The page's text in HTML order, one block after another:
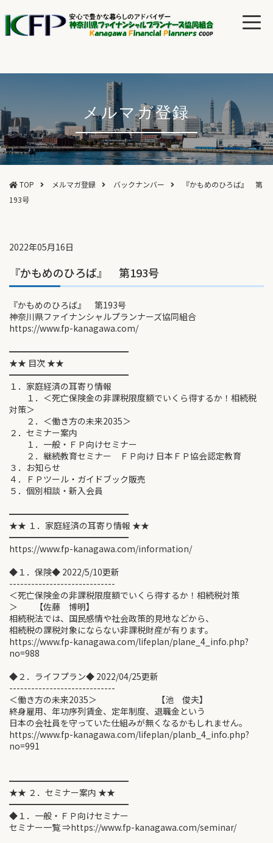
メルマガ登録
TOP メルマガ登録 バックナンバー
『かもめのひろば』 第
193号
2022年05月16日
『かもめのひろば』 第193号
『かもめのひろば』 第193号
神奈川県ファイナンシャルプランナーズ協同組合
https://www.fp-kanagawa.com/
━━━━━━━━━━━━━━
★★ 目次 ★★
━━━━━━━━━━━━━━
１．家庭経済の耳寄り情報
１．＜死亡保険金の非課税限度額でいくら得するか！相続税
対策＞
２．＜働き方の未来2035＞
２．セミナー案内
１．一般・ＦＰ向けセミナー
２．継続教育セミナー ＦＰ向け 日本ＦＰ協会認定教育
３．お知らせ
４．ＦＰツール・ガイドブック販売
５．個別相談・新入会員
━━━━━━━━━━━━━━
★★ １．家庭経済の耳寄り情報 ★★
━━━━━━━━━━━━━━
https://www.fp-kanagawa.com/information/
◆１．保険◆ 2022/5/10更新
-----------------------------
＜死亡保険金の非課税限度額でいくら得するか！相続税対策
＞ 【佐藤 博明】
相続税法では、国民感情や社会政策的見地などから、
相続税の課税対象にならない非課税財産が有ります。
https://www.fp-kanagawa.com/lifeplan/plane_4_info.php?
no=988
◆２．ライフプラン◆ 2022/04/25更新
-----------------------------
＜働き方の未来2035＞ 【池 俊夫】
終身雇用、年功序列賃金、定年制度、退職金という
日本の会社員を守っていた仕組みが無くなるかもしれません。
https://www.fp-kanagawa.com/lifeplan/planb_4_info.php?
no=991
━━━━━━━━━━━━━━
★★ ２．セミナー案内 ★★
━━━━━━━━━━━━━━
◆１．一般・ＦＰ向けセミナー
セミナー一覧 ⇒https://www.fp-kanagawa.com/seminar/